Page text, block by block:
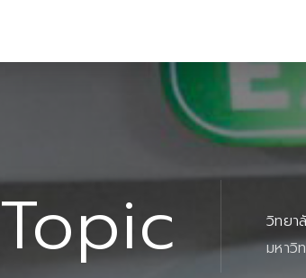
Topic
วิทยา
มหาวิ